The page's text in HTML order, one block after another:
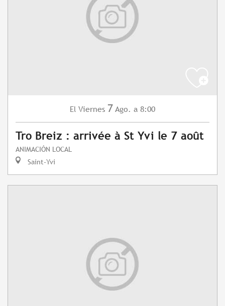
El Viernes 7 Ago. a 8:00
Tro Breiz : arrivée à St Yvi le 7 août
ANIMACIÓN LOCAL
Saint-Yvi